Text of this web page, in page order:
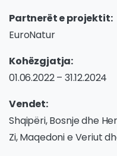
Partnerët e projektit:
EuroNatur
Kohëzgjatja:
01.06.2022 – 31.12.2024
Vendet:
Shqipëri, Bosnje dhe
Zi, Maqedoni e Veriut